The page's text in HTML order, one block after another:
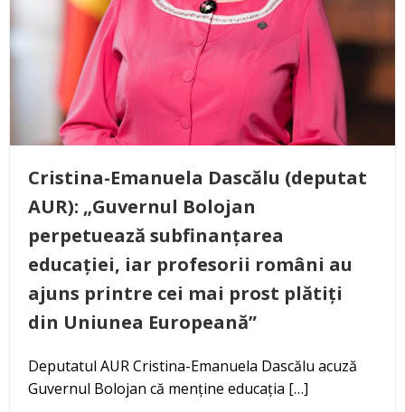
Cristina-Emanuela Dascălu (deputat
AUR): „Guvernul Bolojan
perpetuează subfinanțarea
educației, iar profesorii români au
ajuns printre cei mai prost plătiți
din Uniunea Europeană”
Deputatul AUR Cristina-Emanuela Dascălu acuză
Guvernul Bolojan că menține educația […]